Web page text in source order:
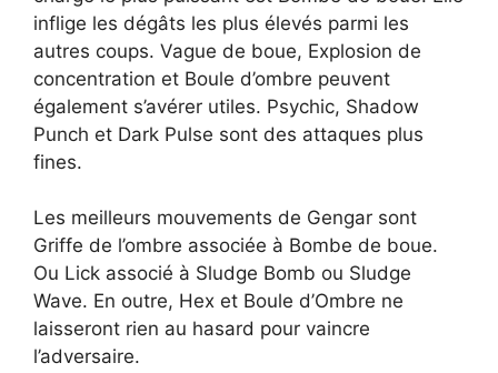
inflige les dégâts les plus élevés parmi les
autres coups. Vague de boue, Explosion de
concentration et Boule d’ombre peuvent
également s’avérer utiles. Psychic, Shadow
Punch et Dark Pulse sont des attaques plus
fines.
Les meilleurs mouvements de Gengar sont
Griffe de l’ombre associée à Bombe de boue.
Ou Lick associé à Sludge Bomb ou Sludge
Wave. En outre, Hex et Boule d’Ombre ne
laisseront rien au hasard pour vaincre
l’adversaire.